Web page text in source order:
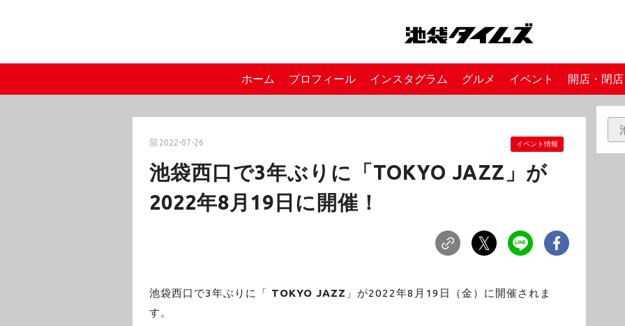
ホーム プロフィール インスタグラム グルメ イベント 開店・閉店
2022-07-26 イベント情報
池袋西口で3年ぶりに「TOKYO JAZZ」が
2022年8月19日に開催！
池袋西口で3年ぶりに「 TOKYO JAZZ 」が2022年8月19日（金）に開催されま
す。